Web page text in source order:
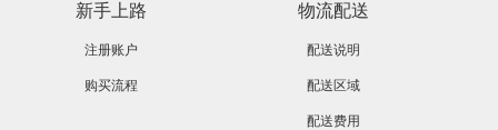
新手上路
注册账户
购买流程
物流配送
配送说明
配送区域
配送费用